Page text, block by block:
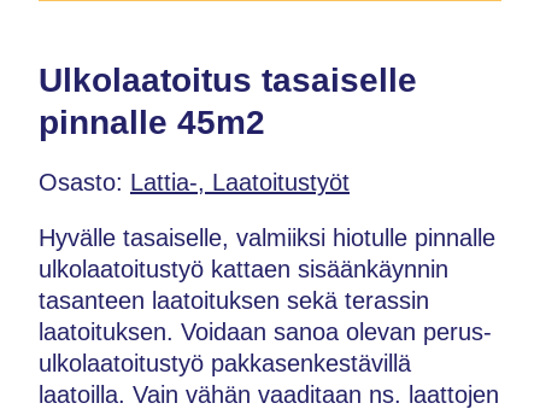
Ulkolaatoitus tasaiselle
pinnalle 45m2
Osasto: Lattia-, Laatoitustyöt
Hyvälle tasaiselle, valmiiksi hiotulle pinnalle
ulkolaatoitustyö kattaen sisäänkäynnin
tasanteen laatoituksen sekä terassin
laatoituksen. Voidaan sanoa olevan perus-
ulkolaatoitustyö pakkasenkestävillä
laatoilla. Vain vähän vaaditaan ns. laattojen